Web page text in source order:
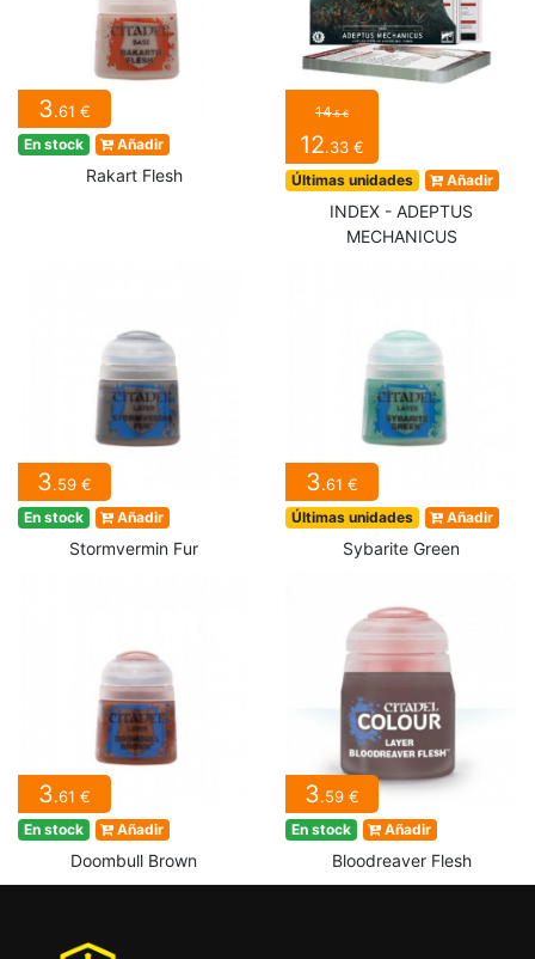
3.61 €
En stock Añadir
Rakart Flesh
14.5 €
12.33 €
Últimas unidades Añadir
INDEX - ADEPTUS
MECHANICUS
3.59 €
En stock Añadir
Stormvermin Fur
3.61 €
Últimas unidades Añadir
Sybarite Green
3.61 €
En stock Añadir
Doombull Brown
3.59 €
En stock Añadir
Bloodreaver Flesh